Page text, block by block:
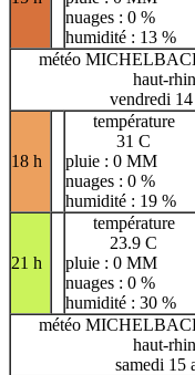
nuages : 0 %
humidité : 13 %
météo
haut-
vendredi
18 h
température
31 C
pluie : 0 MM
nuages : 0 %
humidité : 19 %
21 h
température
23.9 C
pluie : 0 MM
nuages : 0 %
humidité : 30 %
météo
haut-
samedi 15